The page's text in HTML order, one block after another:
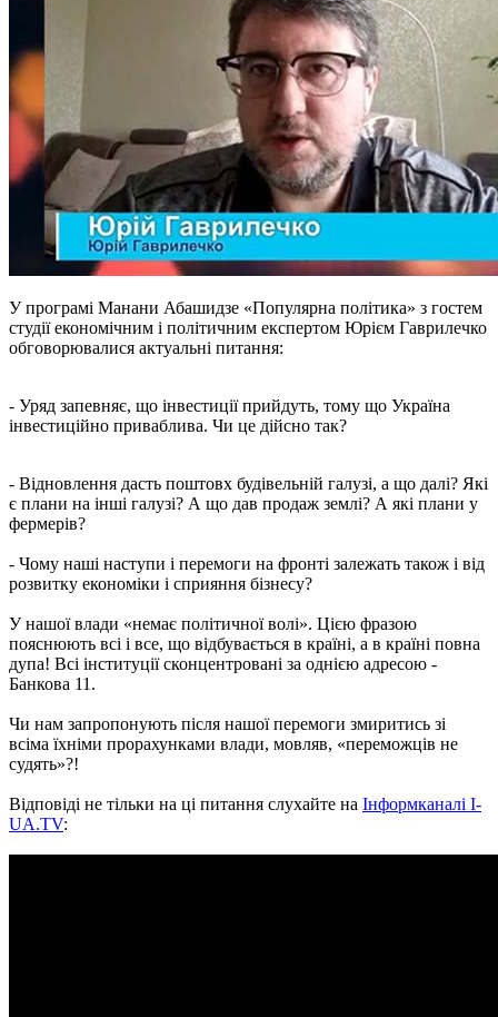
У програмі Манани Абашидзе «Популярна політика» з гостем
студії економічним і політичним експертом Юрієм Гаврилечко
обговорювалися актуальні питання:
- Уряд запевняє, що інвестиції прийдуть, тому що Україна
інвестиційно приваблива. Чи це дійсно так?
- Відновлення дасть поштовх будівельній галузі, а що далі? Які
є плани на інші галузі? А що дав продаж землі? А які плани у
фермерів?
- Чому наші наступи і перемоги на фронті залежать також і від
розвитку економіки і сприяння бізнесу?
У нашої влади «немає політичної волі». Цією фразою
пояснюють всі і все, що відбувається в країні, а в країні повна
дупа! Всі інституції сконцентровані за однією адресою -
Банкова 11.
Чи нам запропонують після нашої перемоги змиритись зі
всіма їхніми прорахунками влади, мовляв, «переможців не
судять»?!
Відповіді не тільки на ці питання слухайте на Інформканалі I-
UA.TV: